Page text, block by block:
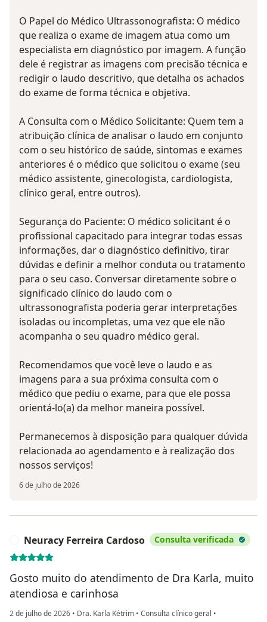
O Papel do Médico Ultrassonografista: O médico
que realiza o exame de imagem atua como um
especialista em diagnóstico por imagem. A função
dele é registrar as imagens com precisão técnica e
redigir o laudo descritivo, que detalha os achados
do exame de forma técnica e objetiva.
A Consulta com o Médico Solicitante: Quem tem a
atribuição clínica de analisar o laudo em conjunto
com o seu histórico de saúde, sintomas e exames
anteriores é o médico que solicitou o exame (seu
médico assistente, ginecologista, cardiologista,
clínico geral, entre outros).
Segurança do Paciente: O médico solicitant é o
profissional capacitado para integrar todas essas
informações, dar o diagnóstico definitivo, tirar
dúvidas e definir a melhor conduta ou tratamento
para o seu caso. Conversar diretamente sobre o
significado clínico do laudo com o
ultrassonografista poderia gerar interpretações
isoladas ou incompletas, uma vez que ele não
acompanha o seu quadro médico geral.
Recomendamos que você leve o laudo e as
imagens para a sua próxima consulta com o
médico que pediu o exame, para que ele possa
orientá-lo(a) da melhor maneira possível.
Permanecemos à disposição para qualquer dúvida
relacionada ao agendamento e à realização dos
nossos serviços!
6 de julho de 2026
Neuracy Ferreira Cardoso Consulta verificada
Gosto muito do atendimento de Dra Karla, muito
atendiosa e carinhosa
2 de julho de 2026 • Dra. Karla Kétrim • Consulta clínico geral •